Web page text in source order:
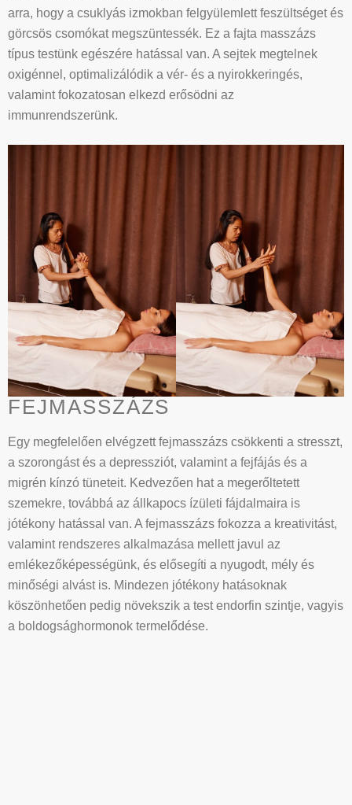
arra, hogy a csuklyás izmokban felgyülemlett feszültséget és
görcsös csomókat megszüntessék. Ez a fajta masszázs
típus testünk egészére hatással van. A sejtek megtelnek
oxigénnel, optimalizálódik a vér- és a nyirokkeringés,
valamint fokozatosan elkezd erősödni az
immunrendszerünk.
FEJMASSZÁZS
Egy megfelelően elvégzett fejmasszázs csökkenti a stresszt,
a szorongást és a depressziót, valamint a fejfájás és a
migrén kínzó tüneteit. Kedvezően hat a megerőltetett
szemekre, továbbá az állkapocs ízületi fájdalmaira is
jótékony hatással van. A fejmasszázs fokozza a kreativitást,
valamint rendszeres alkalmazása mellett javul az
emlékezőképességünk, és elősegíti a nyugodt, mély és
minőségi alvást is. Mindezen jótékony hatásoknak
köszönhetően pedig növekszik a test endorfin szintje, vagyis
a boldogsághormonok termelődése.